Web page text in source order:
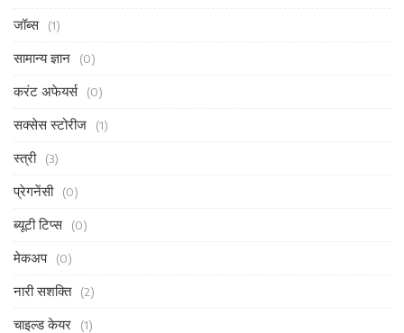
जॉब्स (1)
सामान्य ज्ञान (0)
करंट अफेयर्स (0)
सक्सेस स्टोरीज (1)
स्त्री (3)
प्रेगनेंसी (0)
ब्यूटी टिप्स (0)
मेकअप (0)
नारी सशक्ति (2)
चाइल्ड केयर (1)